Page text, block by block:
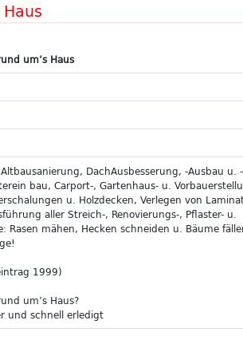
um’s Haus
DachAusbesserung, -Ausbau u. -
bau, Carport-, Gartenhaus- u.
u. Holzdecken, Verlegen von
aller Streich-, Renovierungs-, Pflaster- u.
Rasen mähen, Hecken schneiden u. Bäume
1999)
um’s Haus?
und schnell erledigt